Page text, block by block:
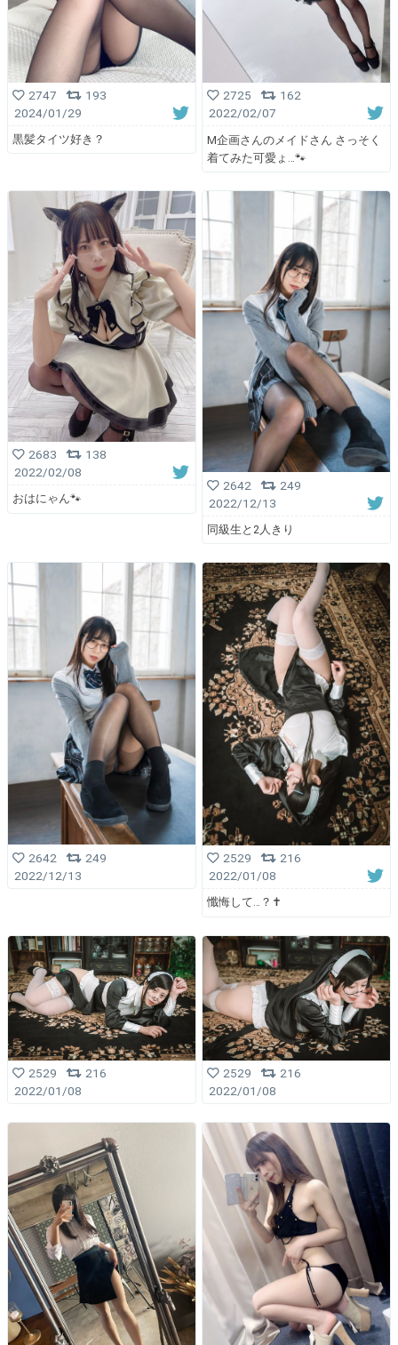
2747
193
2024/01/29
黒髪タイツ好き？
2725
162
2022/02/07
M企画さんのメイドさん さっそく
着てみた可愛ょ…🐾
2683
138
2022/02/08
おはにゃん🐾
2642
249
2022/12/13
同級生と2人きり
2642
249
2022/12/13
2529
216
2022/01/08
懺悔して…？✝️
2529
216
2022/01/08
2529
216
2022/01/08